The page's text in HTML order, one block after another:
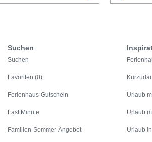
Suchen
Suchen
Favoriten (0)
Ferienhaus-Gutschein
Last Minute
Familien-Sommer-Angebot
Urlaub
Urlaub
Urlaub